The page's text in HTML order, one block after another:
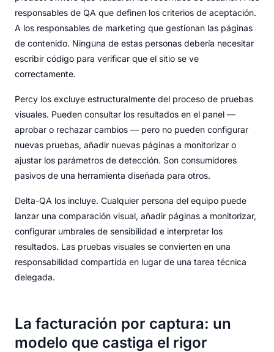
responsables de QA que definen los criterios de aceptación.
A los responsables de marketing que gestionan las páginas
de contenido. Ninguna de estas personas debería necesitar
escribir código para verificar que el sitio se ve
correctamente.
Percy los excluye estructuralmente del proceso de pruebas
visuales. Pueden consultar los resultados en el panel —
aprobar o rechazar cambios — pero no pueden configurar
nuevas pruebas, añadir nuevas páginas a monitorizar o
ajustar los parámetros de detección. Son consumidores
pasivos de una herramienta diseñada para otros.
Delta-QA los incluye. Cualquier persona del equipo puede
lanzar una comparación visual, añadir páginas a monitorizar,
configurar umbrales de sensibilidad e interpretar los
resultados. Las pruebas visuales se convierten en una
responsabilidad compartida en lugar de una tarea técnica
delegada.
La facturación por captura: un
modelo que castiga el rigor